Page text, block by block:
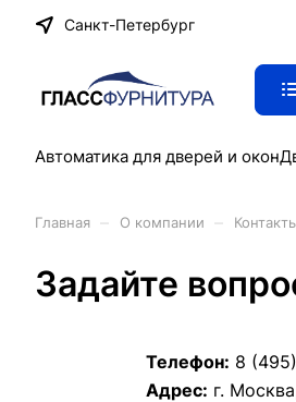
Санкт-Петербург
Автоматика для дверей и окон
Главная О компании
Задайте
Телефон: 8
Адрес: г.